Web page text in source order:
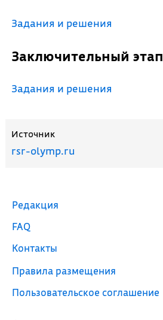
Задания и решения
Заключительный этап
Задания и решения
Источник
rsr-olymp.ru
Редакция
FAQ
Контакты
Правила размещения
Пользовательское соглашение